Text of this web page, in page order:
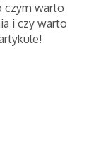
czym warto
i czy warto